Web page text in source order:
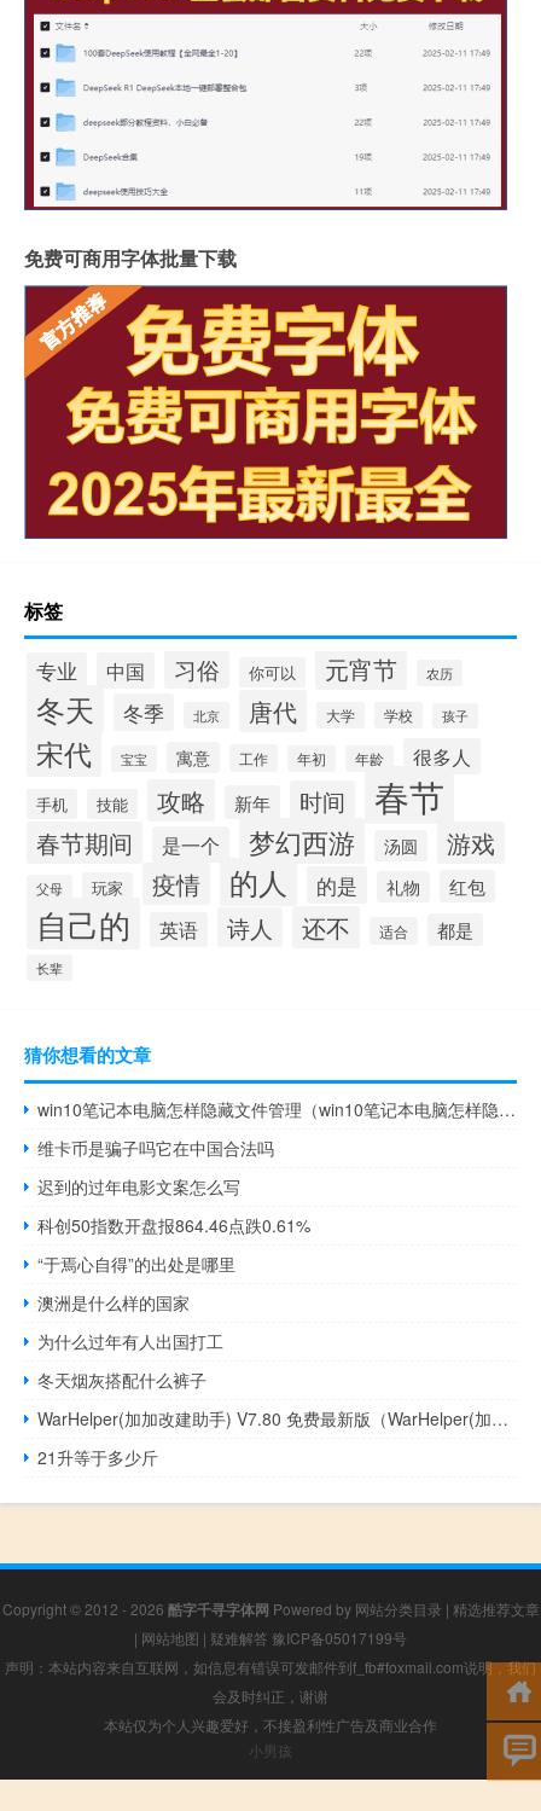
免费可商用字体批量下载
标签
专业 中国 习俗 你可以 元宵节 农历
冬天 冬季 北京 唐代 大学 学校 孩子
宋代 宝宝 寓意 工作 年初 年龄 很多人
手机 技能 攻略 新年 时间 春节
春节期间 是一个 梦幻西游 汤圆 游戏
父母 玩家 疫情 的人 的是 礼物 红包
自己的 英语 诗人 还不 适合 都是
长辈
猜你想看的文章
win10笔记本电脑怎样隐藏文件管理（win10笔记本电脑怎样隐藏文件）
维卡币是骗子吗它在中国合法吗
迟到的过年电影文案怎么写
科创50指数开盘报864.46点跌0.61%
“于焉心自得”的出处是哪里
澳洲是什么样的国家
为什么过年有人出国打工
冬天烟灰搭配什么裤子
WarHelper(加加改建助手) V7.80 免费最新版（WarHelper(加加改建助手) V7.80 免费最新版功能简介）
21升等于多少斤
Copyright © 2012 - 2026 酷字千寻字体网 Powered by 网站分类目录 | 精选推荐文章
| 网站地图 | 疑难解答 豫ICP备05017199号
声明：本站内容来自互联网，如信息有错误可发邮件到f_fb#foxmail.com说明，我们
会及时纠正，谢谢
本站仅为个人兴趣爱好，不接盈利性广告及商业合作
小男孩